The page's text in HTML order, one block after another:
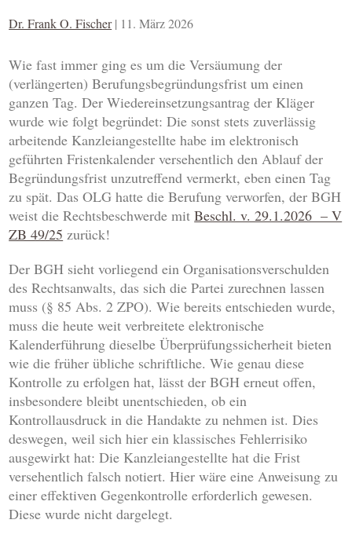
Dr. Frank O. Fischer | 11. März 2026
Wie fast immer ging es um die Versäumung der
(verlängerten) Berufungsbegründungsfrist um einen
ganzen Tag. Der Wiedereinsetzungsantrag der Kläger
wurde wie folgt begründet: Die sonst stets zuverlässig
arbeitende Kanzleiangestellte habe im elektronisch
geführten Fristenkalender versehentlich den Ablauf der
Begründungsfrist unzutreffend vermerkt, eben einen Tag
zu spät. Das OLG hatte die Berufung verworfen, der BGH
weist die Rechtsbeschwerde mitBeschl. v. 29.1.2026 – V
ZB 49/25 zurück!
Der BGH sieht vorliegend ein Organisationsverschulden
des Rechtsanwalts, das sich die Partei zurechnen lassen
muss (§ 85 Abs. 2 ZPO). Wie bereits entschieden wurde,
muss die heute weit verbreitete elektronische
Kalenderführung dieselbe Überprüfungssicherheit bieten
wie die früher übliche schriftliche. Wie genau diese
Kontrolle zu erfolgen hat, lässt der BGH erneut offen,
insbesondere bleibt unentschieden, ob ein
Kontrollausdruck in die Handakte zu nehmen ist. Dies
deswegen, weil sich hier ein klassisches Fehlerrisiko
ausgewirkt hat: Die Kanzleiangestellte hat die Frist
versehentlich falsch notiert. Hier wäre eine Anweisung zu
einer effektiven Gegenkontrolle erforderlich gewesen.
Diese wurde nicht dargelegt.